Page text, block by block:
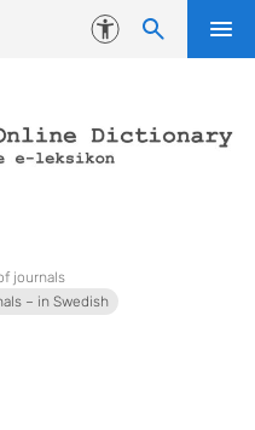
Accessibility
journals
– in Swedish